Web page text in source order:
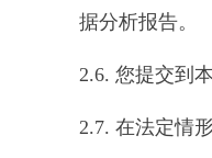
据分析报告。
2.6. 您提交到
2.7. 在法定情